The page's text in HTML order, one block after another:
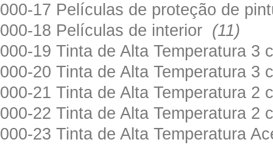
000-17 Películas de proteção de
000-18 Películas de interior (11)
000-19 Tinta de Alta Temperatura
000-20 Tinta de Alta Temperatura
000-21 Tinta de Alta Temperatura
000-22 Tinta de Alta Temperatura
000-23 Tinta de Alta Temperatura